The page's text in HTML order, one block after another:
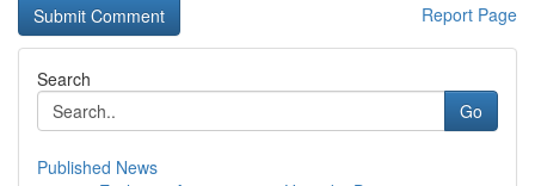
Report Page
Search
Go
Published News